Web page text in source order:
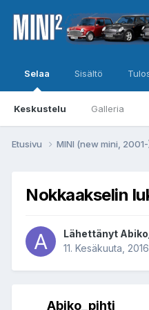
Selaa
Keskustelu Galleria
Sisältö
Etusivu MINI (new mini, 2001-
Nokkaakselin
Lähettänyt
11. Kesäkuuta, 2016
Abiko_pihti